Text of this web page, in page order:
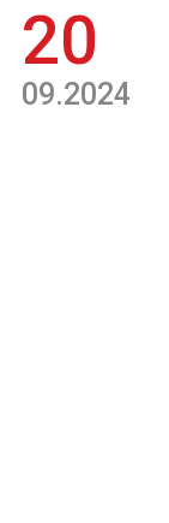
20
09.2024